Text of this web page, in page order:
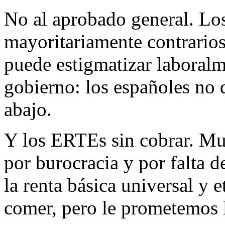
No al aprobado general.
mayoritariamente
puede estigmatizar
gobierno: los españoles
abajo.
Y los ERTEs sin cobrar.
por burocracia y por falta
la renta básica universal y
comer, pero le